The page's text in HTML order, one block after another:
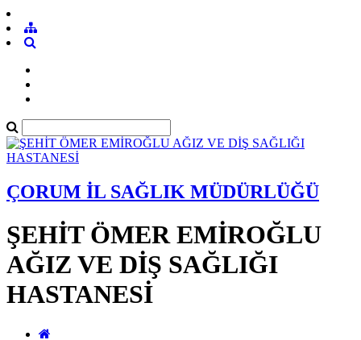
ÇORUM İL SAĞLIK MÜDÜRLÜĞÜ
ŞEHİT ÖMER EMİROĞLU
AĞIZ VE DİŞ SAĞLIĞI
HASTANESİ